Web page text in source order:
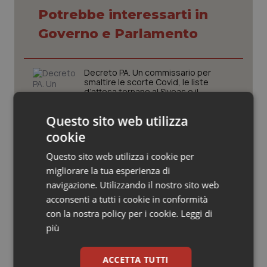
Veneto
Oncoematologia
Oncologia & Nutrizione
Psoriasi & pelle
Quotidiano Cardiologia
Quotidiano Chirurgia
Quotidiano Oncologia
Quotidiano Pediatria
Rene & patologie urogenitali
Potrebbe interessarti in
Governo e Parlamento
Decreto PA. Un commissario per
smaltire le scorte Covid, le liste
d’attesa tornano al Siveas e il
delle tariffe ospedaliere e la proroga dei gettonisti
27.000 posti per Medicina, 3.000 in
più rispetto a scorso anno
Pnrr Salute. Missione 6 verso il
traguardo, in chiusura la
Caldo. Ministero: oltre 1.700 chiamate
Questo sito web utilizza
cookie
Questo sito web utilizza i cookie per
migliorare la tua esperienza di
navigazione. Utilizzando il nostro sito web
acconsenti a tutti i cookie in conformità
con la nostra policy per i cookie. Leggi di
più
ACCETTA TUTTI